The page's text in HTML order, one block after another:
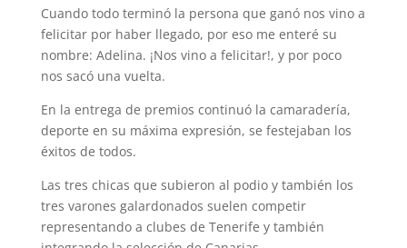
Cuando todo terminó la persona que ganó nos vino a
felicitar por haber llegado, por eso me enteré su
nombre: Adelina. ¡Nos vino a felicitar!, y por poco
nos sacó una vuelta.
En la entrega de premios continuó la camaradería,
deporte en su máxima expresión, se festejaban los
éxitos de todos.
Las tres chicas que subieron al podio y también los
tres varones galardonados suelen competir
representando a clubes de Tenerife y también